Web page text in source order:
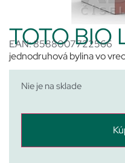
TOTO BIO
EAN: 8588007722566
jednodruhová bylina vo
Nie je na sklade